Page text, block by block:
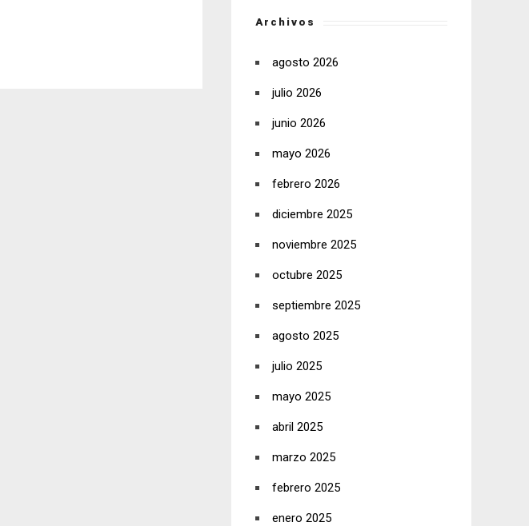
Archivos
agosto 2026
julio 2026
junio 2026
mayo 2026
febrero 2026
diciembre 2025
noviembre 2025
octubre 2025
septiembre 2025
agosto 2025
julio 2025
mayo 2025
abril 2025
marzo 2025
febrero 2025
enero 2025